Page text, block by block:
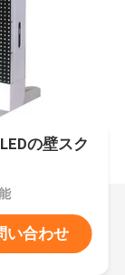
の壁スク
い合わせ